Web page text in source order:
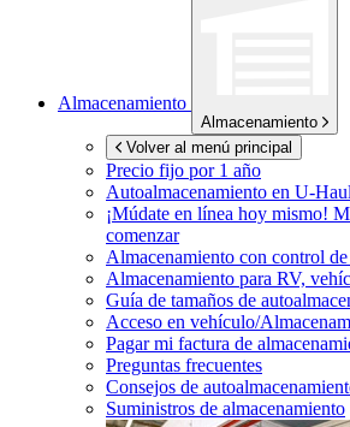
Almacenamiento
Almacenamiento
Volver al menú principal
Precio fijo por 1 año
Autoalmacenamiento en U-Haul
¡Múdate en línea hoy mismo!
comenzar
Almacenamiento con control de
Almacenamiento para RV,
Guía de tamaños de
Acceso en vehículo/
Pagar mi factura de
Preguntas frecuentes
Consejos de
Suministros de almacenamiento